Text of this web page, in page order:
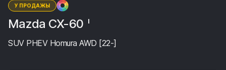
У ПРОДАЖЫ
Mazda CX-60 I
SUV PHEV Homura AWD [22-]